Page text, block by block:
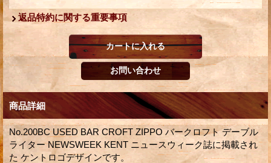
返品特約に関する重要事項
商品詳細
No.200BC USED BAR CROFT ZIPPO バークロフト デーブル
ライター NEWSWEEK KENT ニュースウィーク誌に掲載され
た ケントロゴデザインです。